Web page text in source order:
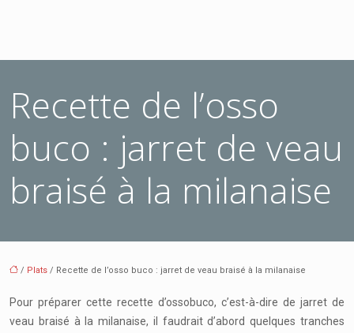
Recette de l’osso
buco : jarret de veau
braisé à la milanaise
/ Plats / Recette de l’osso buco : jarret de veau braisé à la milanaise
Pour préparer cette recette d’ossobuco, c’est-à-dire de jarret de
veau braisé à la milanaise, il faudrait d’abord quelques tranches